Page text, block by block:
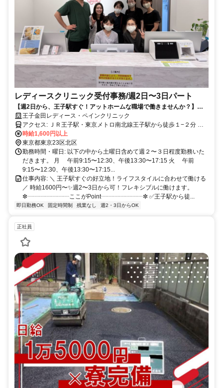
レディースクリニック受付事務/週2日〜3日パート
【週2日から、王子駅すぐ！アットホームな職場で働きませんか？】ド
クターズコスメ社割り有り！
王子金田レディース・ペインクリニック
アクセス: ＪＲ王子駅・東京メトロ南北線王子駅から徒歩１−２分 都
電荒川線王子駅前より徒歩５分
時給1,600円以上
東京都東京23区北区
勤務時間・曜日: 以下の中から土曜日含めて週２〜３日程度勤務いた
だきます。 月 午前9:15〜12:30、午後13:30〜17:15 火 午前
9:15〜12:30、午後13:30〜17:15...
仕事内容: ＼ 王子駅すぐの好立地！ライフスタイルに合わせて働ける
／ 時給1600円〜✨週2〜3日から可！フレキシブルに働けます。
✼┈┈┈┈┈┈┈ここがPoint┈┈┈┈┈┈┈✼ ✅王子駅から徒...
即日勤務OK 固定時間制 残業なし 週2・3日からOK
正社員